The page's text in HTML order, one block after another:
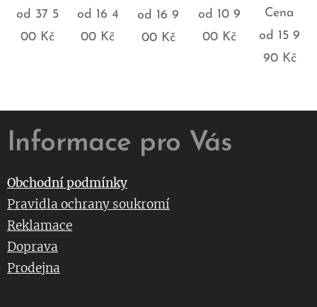
od 37 5
00Kč
od 16 4
00 Kč
od 16 9
00Kč
od 10 9
00Kč
Cena
od 15 9
90Kč
Informace pro Vás
Obchodní podmínky
Pravidla ochrany soukromí
Reklamace
Doprava
Prodejna